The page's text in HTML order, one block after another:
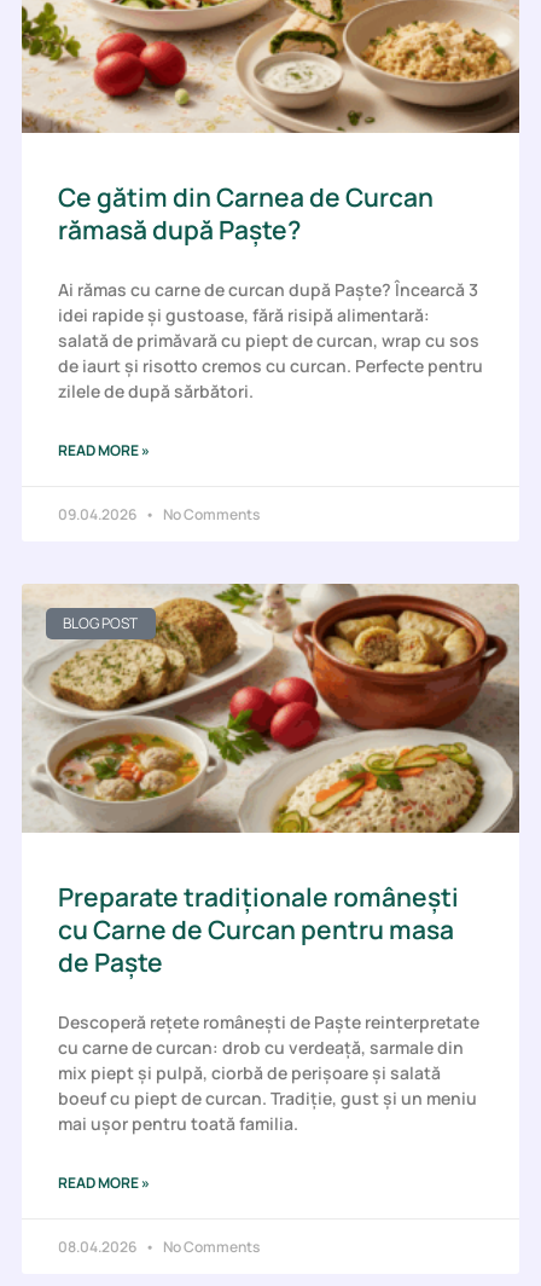
Ce gătim din Carnea de Curcan
rămasă după Paște?
Ai rămas cu carne de curcan după Paște? Încearcă 3
idei rapide și gustoase, fără risipă alimentară:
salată de primăvară cu piept de curcan, wrap cu sos
de iaurt și risotto cremos cu curcan. Perfecte pentru
zilele de după sărbători.
READ MORE »
09.04.2026 No Comments
BLOG POST
Preparate tradiționale românești
cu Carne de Curcan pentru masa
de Paște
Descoperă rețete românești de Paște reinterpretate
cu carne de curcan: drob cu verdeață, sarmale din
mix piept și pulpă, ciorbă de perișoare și salată
boeuf cu piept de curcan. Tradiție, gust și un meniu
mai ușor pentru toată familia.
READ MORE »
08.04.2026 No Comments